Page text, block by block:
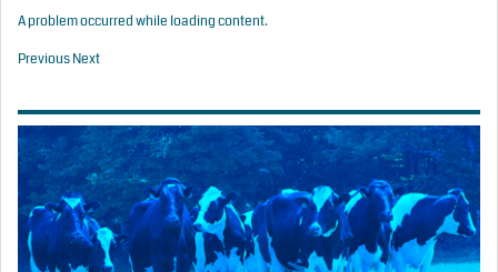
A problem occurred while loading content.
PreviousNext